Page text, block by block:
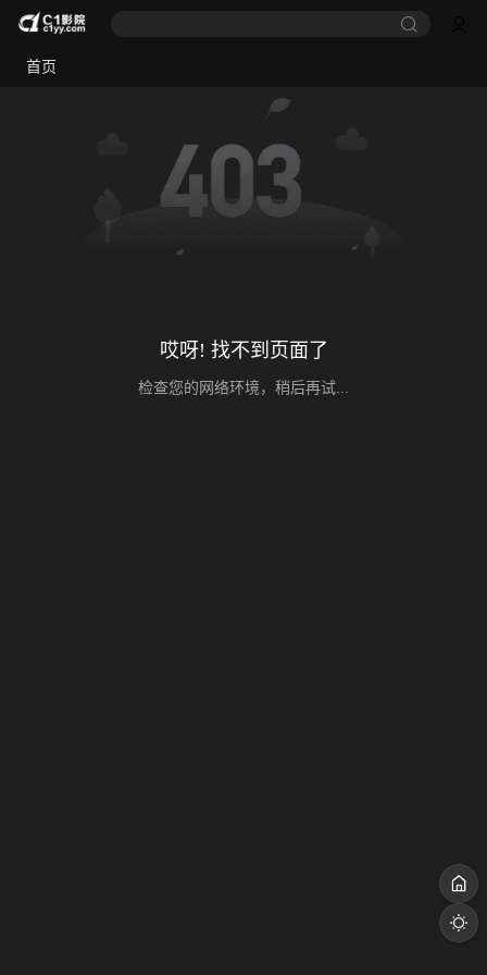
首页
哎呀! 找不到页面了
检查您的网络环境，稍后再试...